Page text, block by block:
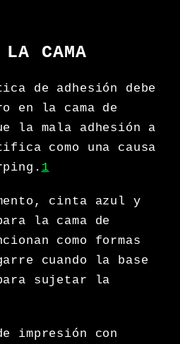
CAMA
de adhesión debe
en la cama de
la mala adhesión a
como una causa
1
cinta azul y
la cama de
como formas
cuando la base
sujetar la
impresión con